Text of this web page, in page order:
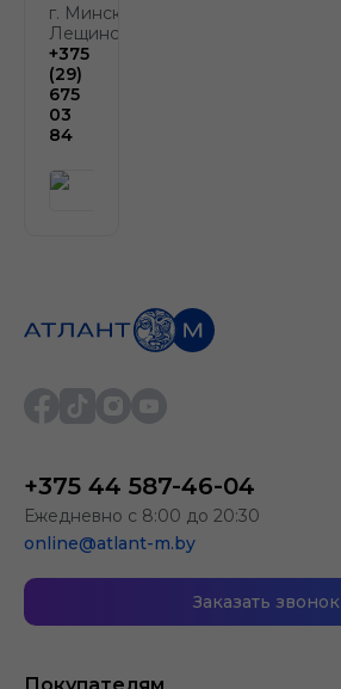
г. Минск, ул.
Лещинского, 4
+375
(29)
675
03
84
+375 44 587-46-04
Ежедневно с 8:00 до 20:30
online@atlant-m.by
Заказать звонок